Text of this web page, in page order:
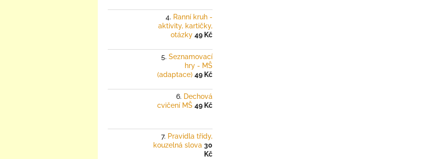
Ranní kruh -
aktivity, kartičky,
otázky 49 Kč
Seznamovací
hry - MŠ
(adaptace) 49 Kč
Dechová
cvičení MŠ 49 Kč
Pravidla třídy,
kouzelná slova 30
Kč